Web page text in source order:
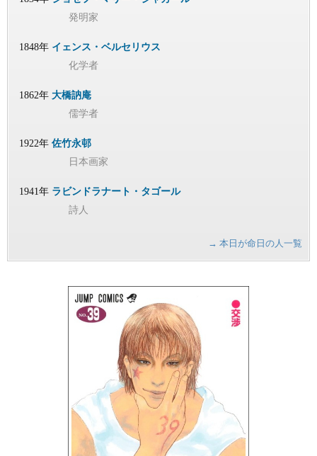
発明家
1848年 イェンス・ベルセリウス
化学者
1862年 大橋訥庵
儒学者
1922年 佐竹永邨
日本画家
1941年 ラビンドラナート・タゴール
詩人
→ 本日が命日の人一覧